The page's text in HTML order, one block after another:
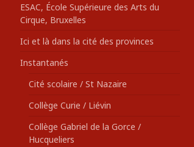
ESAC, École Supérieure des Arts du
Cirque, Bruxelles
Ici et là dans la cité des provinces
Instantanés
Cité scolaire / St Nazaire
Collège Curie / Liévin
Collège Gabriel de la Gorce /
Hucqueliers